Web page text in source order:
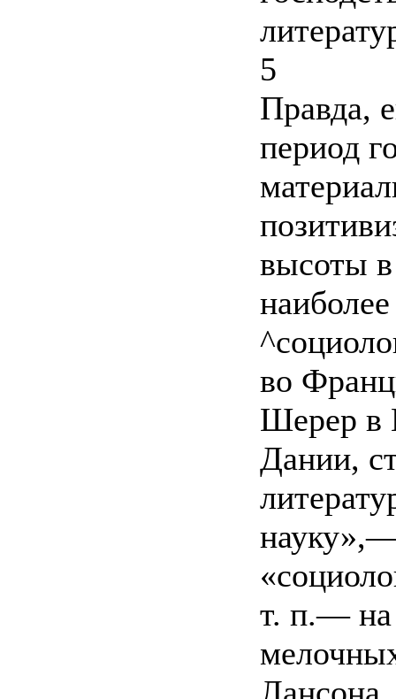
5
Правда,
период
высоты в
во
Шерер в
Дании,
т. п.— на